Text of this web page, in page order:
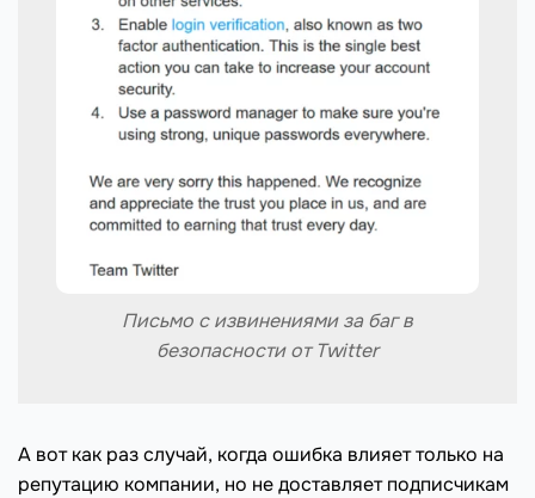
Письмо с извинениями за баг в
безопасности от Twitter
А вот как раз случай, когда ошибка влияет только на
репутацию компании, но не доставляет подписчикам